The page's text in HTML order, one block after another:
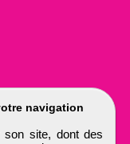
navigation
site, dont des